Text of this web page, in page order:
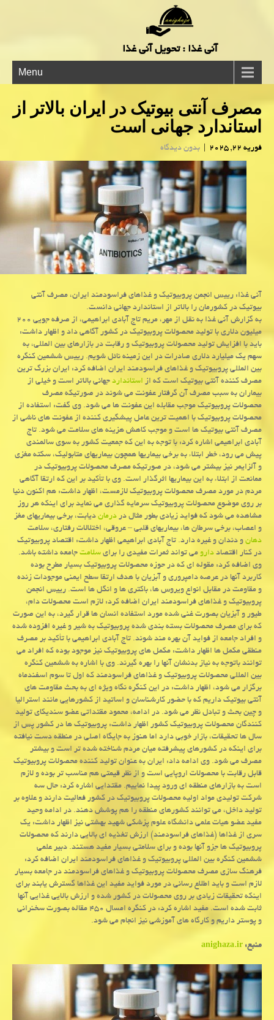
آنی غذا : تحویل آنی غذا
Menu
مصرف آنتی بیوتیک در ایران بالاتر از
استاندارد جهانی است
فوریه 22, 2025 | بدون دیدگاه
آنی غذا: رییس انجمن پروبیوتیک و غذاهای فراسودمند ایران، مصرف آنتی
بیوتیک در کشورمان را بالاتر از استاندارد جهانی دانست.
به گزارش آنی غذا به نقل از مهر، مریم تاج آبادی ابراهیمی، از صرفه جویی ۲۰۰
میلیون دلاری با تولید محصولات پروبیوتیک در کشور آگاهی داد و اظهار داشت:
باید با افزایش تولید محصولات پروبیوتیک و رقابت در بازارهای بین المللی، به
سهم یک میلیارد دلاری صادرات در این زمینه نائل شویم. رییس ششمین کنگره
بین المللی پروبیوتیک و غذاهای فراسودمند ایران اضافه کرد: ایران بزرگ ترین
مصرف کننده آنتی بیوتیک است که ازاستانداردجهانی بالاتر است و خیلی از
بیماران به سبب مصرف آن گرفتار عفونت می شوند در صورتیکه مصرف
محصولات پروبیوتیک موجب مقابله این عفونت ها می شود. وی گفت: استفاده از
محصولات پروبیوتیک با اهمیت ترین عامل پیشگیری کننده از عفونت های ناشی از
مصرف آنتی بیوتیک ها است و موجب کاهش هزینه های سلامت می شود. تاج
آبادی ابراهیمی اشاره کرد: با توجه به این که جمعیت کشور به سوی سالمندی
پیش می رود، خطر ابتلاء به برخی بیماریها همچون بیماریهای متابولیک، سکته مغزی
و آلزایمر نیز بیشتر می شود، در صورتیکه مصرف محصولات پروبیوتیک در
ممانعت از ابتلاء به این بیماریها اثرگذار است. وی با تأکید بر این که ارتقا آگاهی
مردم در مورد مصرف محصولات پروبیوتیک لازمست، اظهار داشت: هم اکنون دنیا
بر روی موضوع محصولات پروبیوتیک سرمایه گذاری می نماید برای اینکه هر روز
مشاهده می شود که فواید زیادی بطور مثال دردرماندیابت، برخی بیماریهای مغز
و اعصاب، برخی سرطان ها، بیماریهای قلبی – عروقی، اختلالات رفتاری، سلامت
دهانو دندان و غیره دارد. تاج آبادی ابراهیمی اظهار داشت: اقتصاد پروبیوتیک
در کنار اقتصاددارومی تواند ثمرات مفیدی را برایسلامتجامعه داشته باشد.
وی اضافه کرد: مقوله ای که در حوزه محصولات پروبیوتیک بسیار مطرح بوده
کاربرد آنها در عرصه دامپروری و آبزیان با هدف ارتقا سطح ایمنی موجودات زنده
و مقاومت در مقابل انواع ویروس ها، باکتری ها و انگل ها است. رییس انجمن
پروبیوتیک و غذاهای فراسودمند ایران اضافه کرد: لازم است محصولات دام،
طیور و آبزیان بصورت غنی شده مورد استفاده انسان ها قرار گیرد، به این صورت
که برای مصرف محصولات بسته بندی شده پروبیوتیک به شیر و غیره افزوده شده
و افراد جامعه از فواید آن بهره مند شوند. تاج آبادی ابراهیمی با تأکید بر مصرف
منطقی مکمل ها اظهار داشت: مکمل های پروبیوتیک نیز موجود بوده که افراد می
توانند باتوجه به نیاز بدنشان آنها را بهره گیرند. وی با اشاره به ششمین کنگره
بین المللی محصولات پروبیوتیک و غذاهای فراسودمند که اول تا سوم اسفندماه
برگزار می شود، اظهار داشت: در این کنگره نگاه ویژه ای به بحث مقاومت های
آنتی بیوتیک داریم که با حضور کارشناسان و اساتید از کشورهایی مانند استرالیا
و چین بحث و تبادل نظر می شود. در ادامه، محمود مقتداتی عضو سندیکای تولید
کنندگان محصولات پروبیوتیک کشور اظهار داشت: پروبیوتیک ها در کشور پس از
سال ها تحقیقات، بازار خوبی دارد اما هنوز به جایگاه اصلی در منطقه دست نیافته
برای اینکه در کشورهای پیشرفته میان مردم شناخته شده تر است و بیشتر
مصرف می شود. وی ادامه داد: ایران به عنوان تولید کننده محصولات پروبیوتیک
قابل رقابت با محصولات اروپایی است و از نظر قیمتی هم مناسب تر بوده و لازم
است به بازارهای منطقه ای ورود پیدا نماییم. مقتدایی اشاره کرد: حال سه
شرکت تولیدی مواد اولیه محصولات پروبیوتیک در کشور فعالیت دارند و علاوه بر
تولید داخل، می توانند کشورهای منطقه را هم پوشش دهند. در ادامه وحید
مفید عضو هیات علمی دانشگاه علوم پزشکی شهید بهشتی نیز اظهار داشت: یک
سری از غذاها (غذاهای فراسودمند) ارزش تغذیه ای بالایی دارند که محصولات
پروبیوتیک ها جزو آنها بوده و برای سلامتی بسیار مفید هستند. دبیر علمی
ششمین کنگره بین المللی پروبیوتیک و غذاهای فراسودمند ایران اضافه کرد:
فرهنگ سازی مصرف محصولات پروبیوتیک و غذاهای فراسودمند در جامعه بسیار
لازم است و باید اطلاع رسانی در مورد فواید مفید این غذاها گسترش یابند برای
اینکه تحقیقات زیادی بر روی محصولات در کشور شده و ارزش بالایی غذایی آنها
ثابت شده است. مفید اشاره کرد: در کنگره امسال ۴۵۰ مقاله بصورت سخنرانی
و پوستر داریم و کارگاه های آموزشی نیز انجام می شود.
منبع:anighaza.ir